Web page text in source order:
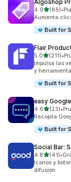
Algoshop
4.9de 5(85)
85 reseñas
•
Aumenta
Built for
Flair
5.0de 5(211)
211 reseñas
•
Impulsa las
y
Built for
easy
4.6de 5(23)
23 reseñas
•
Recopila
Built for
Social Bar:
4.8de 5(41)
41 reseñas•
Iconos y
difusión